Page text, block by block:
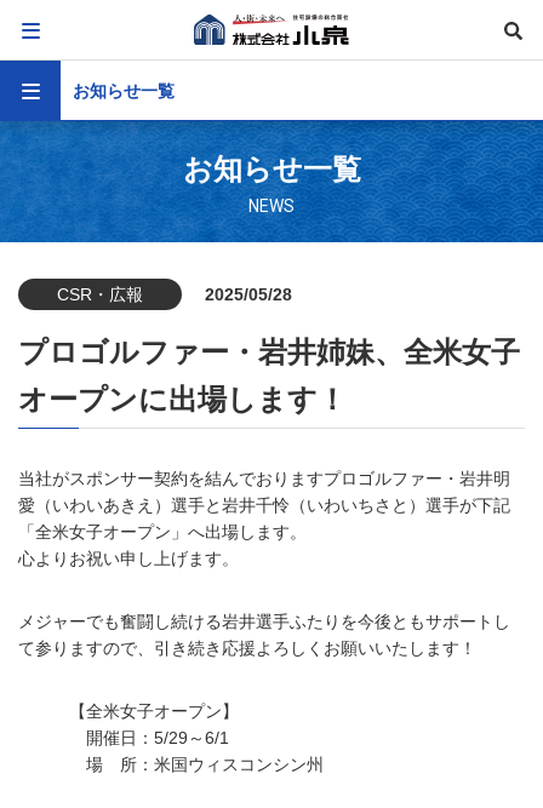
お知らせ一覧
NEWS
お知らせ一覧
CSR・広報 2025/05/28
プロゴルファー・岩井姉妹、全米女子
オープンに出場します！
当社がスポンサー契約を結んでおりますプロゴルファー・岩井明
愛（いわいあきえ）選手と岩井千怜（いわいちさと）選手が下記
「全米女子オープン」へ出場します。
心よりお祝い申し上げます。
メジャーでも奮闘し続ける岩井選手ふたりを今後ともサポートし
て参りますので、引き続き応援よろしくお願いいたします！
【全米女子オープン】
開催日：5/29～6/1
場 所：米国ウィスコンシン州